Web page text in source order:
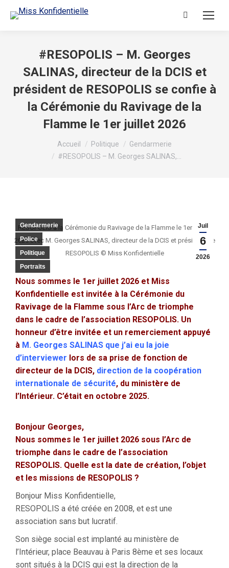
#RESOPOLIS – M. Georges
SALINAS, directeur de la DCIS et
président de RESOPOLIS se confie à
la Cérémonie du Ravivage de la
Flamme le 1er juillet 2026
Vous êtes ici :Accueil Politique
Gendarmerie
#RESOPOLIS – M. Georges SALINAS,…
Juil
6
2026
Gendarmerie
Police
Politique
Portraits
RESOPOLIS à la Cérémonie du Ravivage de la Flamme le 1er Juillet
2026 avec M. Georges SALINAS, directeur de la DCIS et président de
RESOPOLIS © Miss Konfidentielle
Nous sommes le 1er juillet 2026 et Miss
Konfidentielle est invitée à la Cérémonie du
Ravivage de la Flamme sous l’Arc de triomphe
dans le cadre de l’association RESOPOLIS. Un
honneur d’être invitée et un remerciement appuyé
à M. Georges SALINAS que j’ai eu la joie
d’interviewer lors de sa prise de fonction de
directeur de la DCIS, direction de la coopération
internationale de sécurité, du ministère de
l’Intérieur. C’était en octobre 2025.
Bonjour Georges,
Nous sommes le 1er juillet 2026 sous l’Arc de
triomphe dans le cadre de l’association
RESOPOLIS. Quelle est la date de création, l’objet
et les missions de RESOPOLIS ?
Bonjour Miss Konfidentielle,
RESOPOLIS a été créée en 2008, et est une
association sans but lucratif.
Son siège social est implanté au ministère de
l’Intérieur, place Beauvau à Paris 8ème et ses locaux
sont situés à la DCIS qui est la direction de la